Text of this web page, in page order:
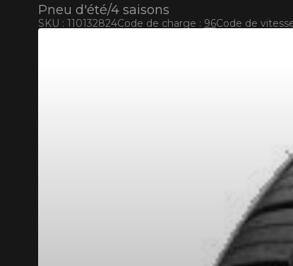
Pneu d'été/4 saisons
SKU : 110132824Code de charge : 96Code de